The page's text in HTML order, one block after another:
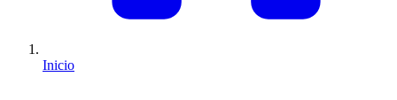
Inicio